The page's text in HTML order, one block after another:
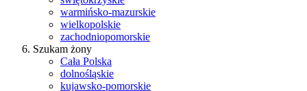
warmińsko-mazurskie
wielkopolskie
zachodniopomorskie
Szukam żony
Cała Polska
dolnośląskie
kujawsko-pomorskie